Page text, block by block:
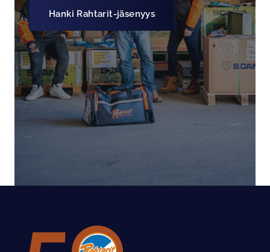
Hanki Rahtarit-jäsenyys